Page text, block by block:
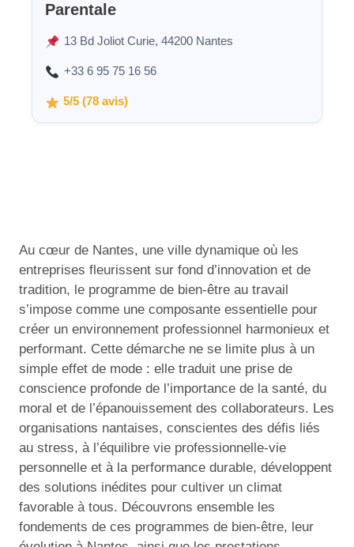
Parentale
13 Bd Joliot Curie, 44200 Nantes
+33 6 95 75 16 56
5/5 (78 avis)
Au cœur de Nantes, une ville dynamique où les
entreprises fleurissent sur fond d’innovation et de
tradition, le programme de bien-être au travail
s’impose comme une composante essentielle pour
créer un environnement professionnel harmonieux et
performant. Cette démarche ne se limite plus à un
simple effet de mode : elle traduit une prise de
conscience profonde de l’importance de la santé, du
moral et de l’épanouissement des collaborateurs. Les
organisations nantaises, conscientes des défis liés
au stress, à l’équilibre vie professionnelle-vie
personnelle et à la performance durable, développent
des solutions inédites pour cultiver un climat
favorable à tous. Découvrons ensemble les
fondements de ces programmes de bien-être, leur